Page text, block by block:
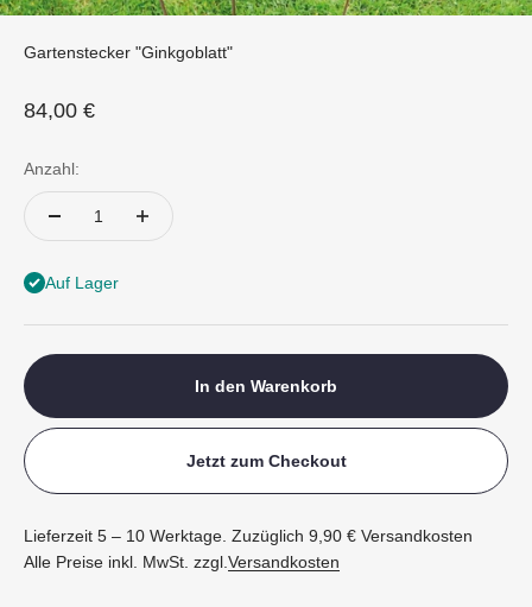
Gartenstecker "Ginkgoblatt"
Angebot
84,00 €
Anzahl:
Auf Lager
In den Warenkorb
Jetzt zum Checkout
Lieferzeit 5 – 10 Werktage. Zuzüglich 9,90 € Versandkosten
Alle Preise inkl. MwSt. zzgl. Versandkosten